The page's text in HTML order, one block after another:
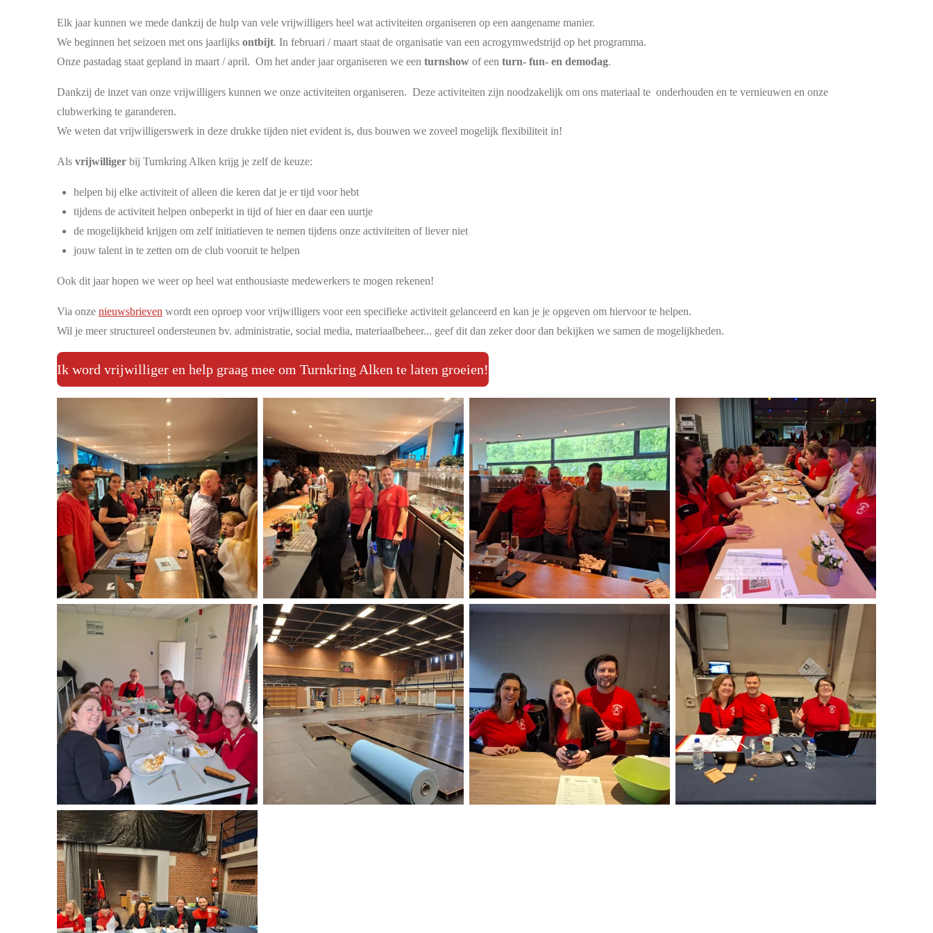
Elk jaar kunnen we mede dankzij de hulp van vele vrijwilligers heel wat activiteiten organiseren op een aangename manier.
We beginnen het seizoen met ons jaarlijks ontbijt. In februari / maart staat de organisatie van een acrogymwedstrijd op het programma.
Onze pastadag staat gepland in maart / april. Om het ander jaar organiseren we een turnshow of een turn- fun- en demodag.
Dankzij de inzet van onze vrijwilligers kunnen we onze activiteiten organiseren. Deze activiteiten zijn noodzakelijk om ons materiaal te onderhouden en te vernieuwen en onze
clubwerking te garanderen.
We weten dat vrijwilligerswerk in deze drukke tijden niet evident is, dus bouwen we zoveel mogelijk flexibiliteit in!
Als vrijwilliger bij Turnkring Alken krijg je zelf de keuze:
helpen bij elke activiteit of alleen die keren dat je er tijd voor hebt
tijdens de activiteit helpen onbeperkt in tijd of hier en daar een uurtje
de mogelijkheid krijgen om zelf initiatieven te nemen tijdens onze activiteiten of liever niet
jouw talent in te zetten om de club vooruit te helpen
Ook dit jaar hopen we weer op heel wat enthousiaste medewerkers te mogen rekenen!
Via onze nieuwsbrieven wordt een oproep voor vrijwilligers voor een specifieke activiteit gelanceerd en kan je je opgeven om hiervoor te helpen.
Wil je meer structureel ondersteunen bv. administratie, social media, materiaalbeheer... geef dit dan zeker door dan bekijken we samen de mogelijkheden.
Ik word vrijwilliger en help graag mee om Turnkring Alken te laten groeien!